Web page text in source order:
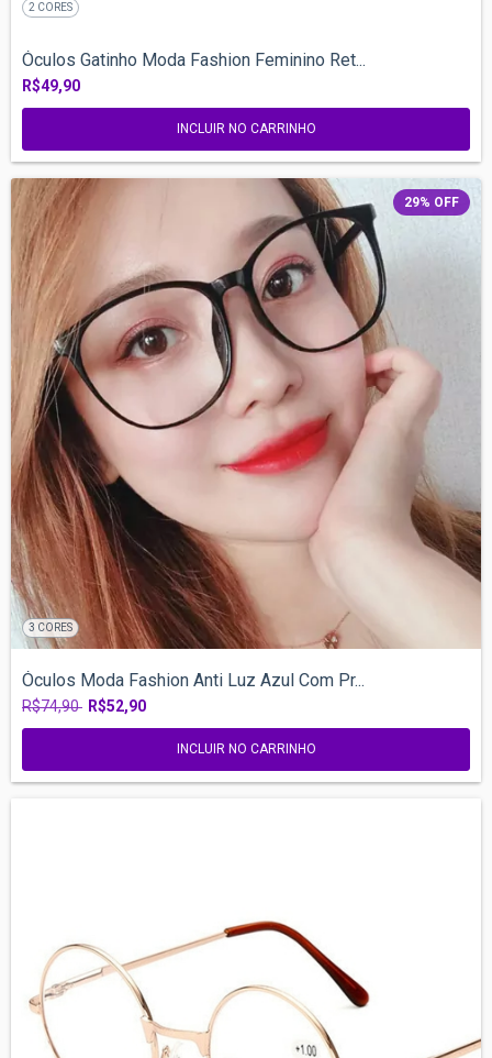
2 CORES
Óculos Gatinho Moda Fashion Feminino Ret...
R$49,90
INCLUIR NO CARRINHO
29% OFF
3 CORES
Óculos Moda Fashion Anti Luz Azul Com Pr...
R$74,90 R$52,90
INCLUIR NO CARRINHO